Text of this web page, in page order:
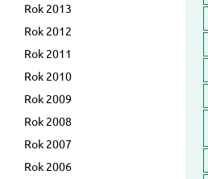
Rok 2013
Rok 2012
Rok 2011
Rok 2010
Rok 2009
Rok 2008
Rok 2007
Rok 2006